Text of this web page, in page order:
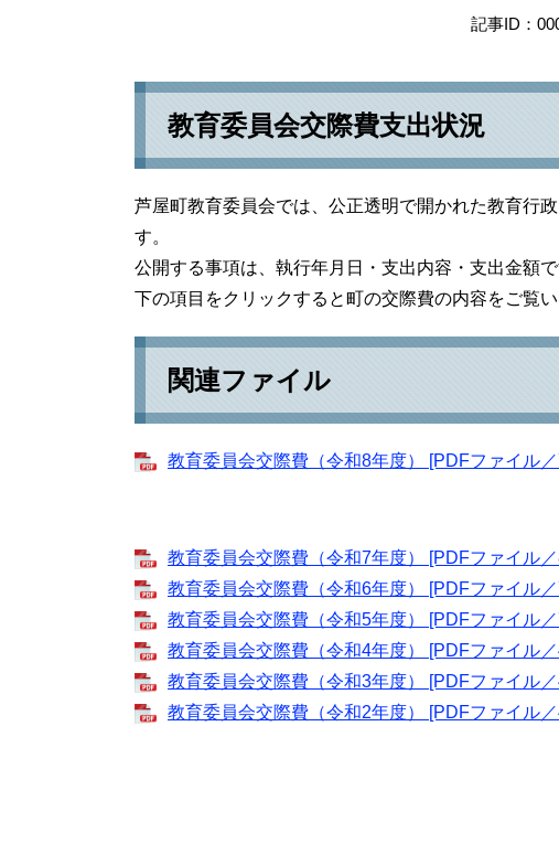
記事ID：
教育委員会交際費支出状況
芦屋町教育委員会では、公正透明で開かれた教育行
す。
公開する事項は、執行年月日・支出内容・支出金額で
下の項目をクリックすると町の交際費の内容をご覧い
関連ファイル
教育委員会交際費（令和8年度） [PDFファイル
教育委員会交際費（令和7年度） [PDFファイル
教育委員会交際費（令和6年度） [PDFファイル
教育委員会交際費（令和5年度） [PDFファイル
教育委員会交際費（令和4年度） [PDFファイル
教育委員会交際費（令和3年度） [PDFファイル
教育委員会交際費（令和2年度） [PDFファイル